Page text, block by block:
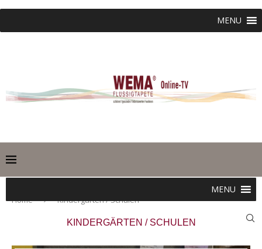
MENU
MENU
Home Kindergärten / Schulen
KINDERGÄRTEN / SCHULEN